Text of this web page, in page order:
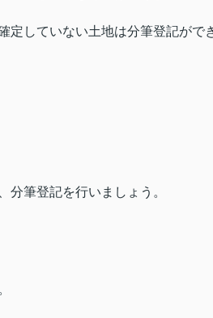
定していない土地は分筆登記がで
筆登記を行いましょう。